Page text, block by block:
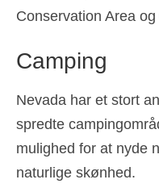
Conservation Area
Camping
Nevada har et stort
spredte
mulighed for at nyde
naturlige skønhed.